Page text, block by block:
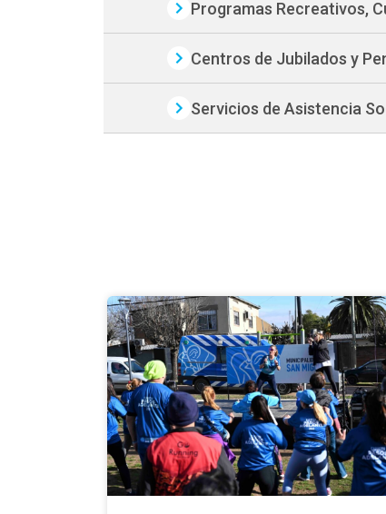
Programas Recreativos,
Centros de Jubilados y
Servicios de Asistencia